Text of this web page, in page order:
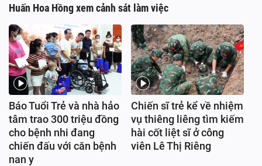
Huấn Hoa Hồng xem cảnh sát làm việc
Báo Tuổi Trẻ và nhà hảo
tâm trao 300 triệu đồng
cho bệnh nhi đang
chiến đấu với căn bệnh
nan y
Chiến sĩ trẻ kể về nhiệm
vụ thiêng liêng tìm kiếm
hài cốt liệt sĩ ở công
viên Lê Thị Riêng